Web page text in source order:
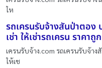
ให
รถเครนรับจ้างสันป่าตอง
เช่า ให้เช่ารถเครน ราคาถูก
เครนรับจ้าง.com รถเครนรับจ้า
ให้เช